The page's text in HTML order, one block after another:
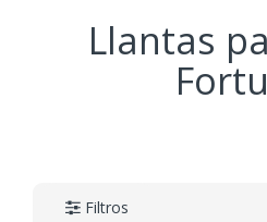
Llantas
Filtros